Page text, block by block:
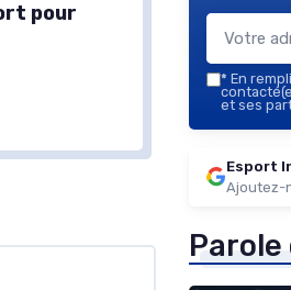
pour
* En
et ses
Esport
Ajoutez-